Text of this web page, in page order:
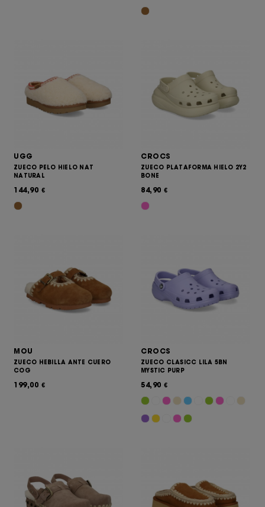
UGG
ZUECO PELO HIELO NAT
NATURAL
144,90 €
CROCS
ZUECO PLATAFORMA HIELO 2Y2
BONE
84,90 €
MOU
ZUECO HEBILLA ANTE CUERO
COG
199,00 €
CROCS
ZUECO CLASICC LILA 5BN
MYSTIC PURP
54,90 €